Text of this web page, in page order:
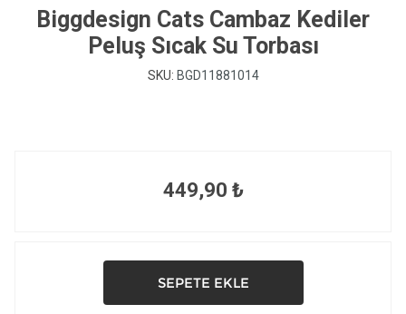
Biggdesign Cats Cambaz Kediler
Peluş Sıcak Su Torbası
SKU: BGD11881014
449,90 ₺